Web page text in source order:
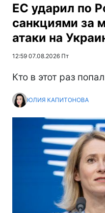
ЕС ударил по
санкциями за
атаки на
12:59 07.08.2026 Пт
Кто в этот раз
ЮЛИЯ КАПИТОНОВА